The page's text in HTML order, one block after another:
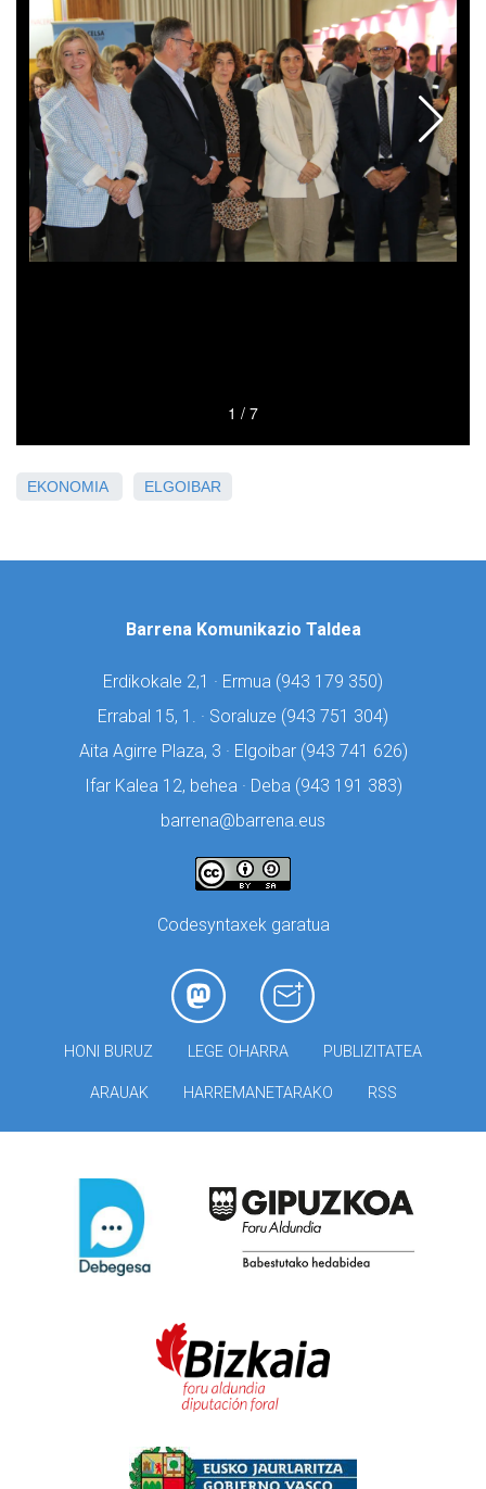
EKONOMIA ELGOIBAR
Barrena Komunikazio Taldea
Erdikokale 2,1 · Ermua (943 179 350)
Errabal 15, 1. · Soraluze (943 751 304)
Aita Agirre Plaza, 3 · Elgoibar (943 741 626)
Ifar Kalea 12, behea · Deba (943 191 383)
barrena@barrena.eus
Codesyntaxek garatua
HONI BURUZ LEGE OHARRA PUBLIZITATEA
ARAUAK HARREMANETARAKO RSS